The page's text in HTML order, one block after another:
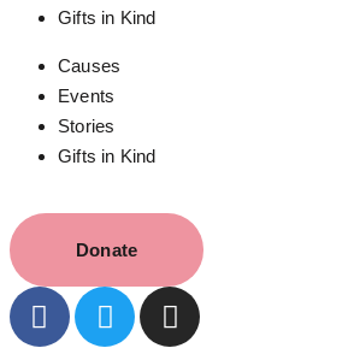
Gifts in Kind
Causes
Events
Stories
Gifts in Kind
Donate